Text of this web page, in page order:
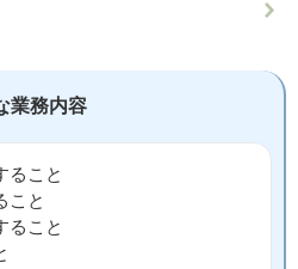
業務内容
ること
こと
ること